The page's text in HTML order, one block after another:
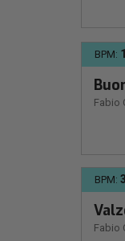
BPM:
Fabio
BPM:
Fabio